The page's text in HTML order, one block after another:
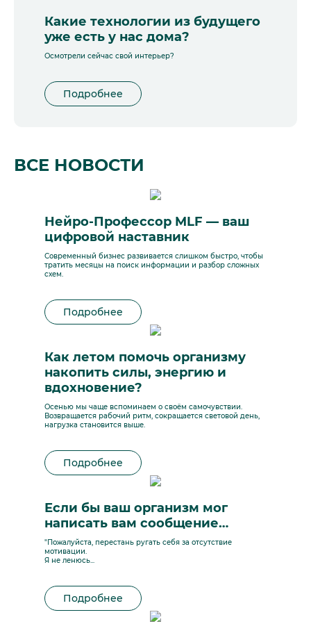
Какие технологии из будущего
уже есть у нас дома?
Осмотрели сейчас свой интерьер?
Подробнее
ВСЕ НОВОСТИ
Нейро-Профессор MLF — ваш
цифровой наставник
Современный бизнес развивается слишком быстро, чтобы
тратить месяцы на поиск информации и разбор сложных
схем.
Подробнее
Как летом помочь организму
накопить силы, энергию и
вдохновение?
Осенью мы чаще вспоминаем о своём самочувствии.
Возвращается рабочий ритм, сокращается световой день,
нагрузка становится выше.
Подробнее
Если бы ваш организм мог
написать вам сообщение…
"Пожалуйста, перестань ругать себя за отсутствие
мотивации.
Я не ленюсь...
Подробнее